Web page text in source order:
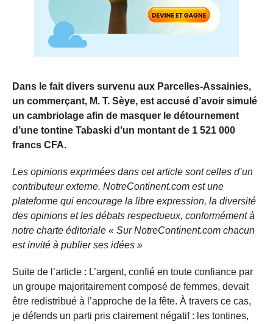
Dans le fait divers survenu aux Parcelles-Assainies,
un commerçant, M. T. Sèye, est accusé d’avoir simulé
un cambriolage afin de masquer le détournement
d’une tontine Tabaski d’un montant de 1 521 000
francs CFA.
Les opinions exprimées dans cet article sont celles d’un
contributeur externe. NotreContinent.com est une
plateforme qui encourage la libre expression, la diversité
des opinions et les débats respectueux, conformément à
notre charte éditoriale « Sur NotreContinent.com chacun
est invité à publier ses idées »
Suite de l’article : L’argent, confié en toute confiance par
un groupe majoritairement composé de femmes, devait
être redistribué à l’approche de la fête. À travers ce cas,
je défends un parti pris clairement négatif : les tontines,